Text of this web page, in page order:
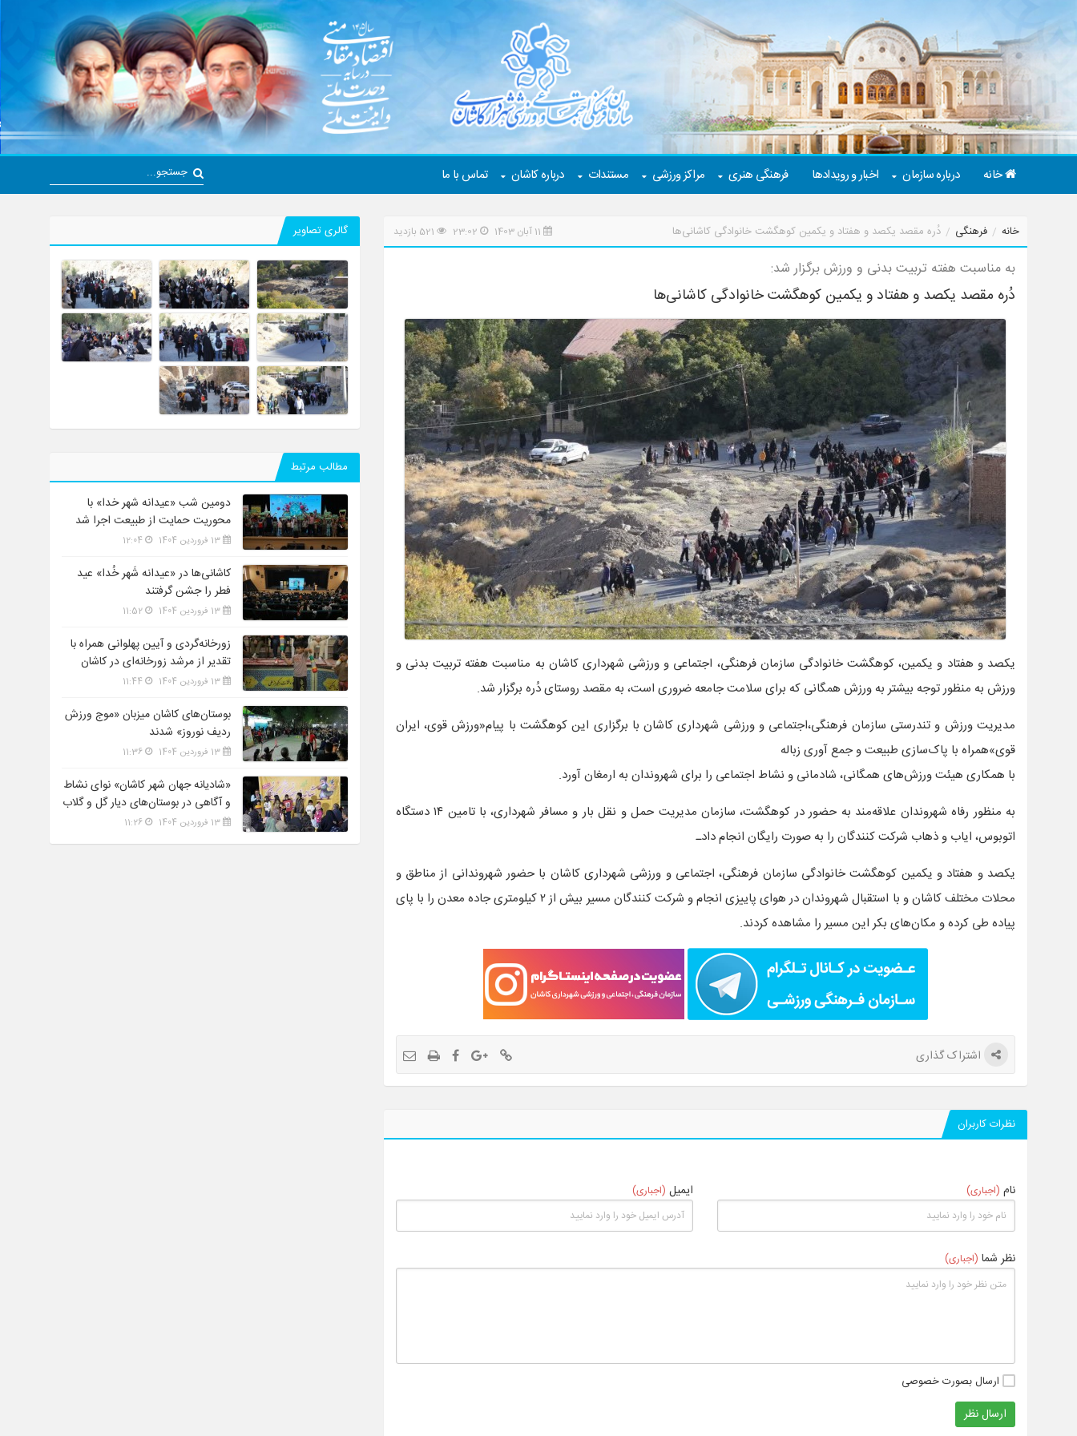
خانه درباره سازمان اخبار و رویدادها فرهنگی هنری مراکز ورزشی مستندات درباره کاشان تماس با ما
خانه فرهنگی دُره مقصد یکصد و هفتاد و یکمین کوهگشت خانوادگی کاشانی‌ها
به مناسبت هفته تربیت بدنی و ورزش برگزار شد:
دُره مقصد یکصد و هفتاد و یکمین کوهگشت خانوادگی کاشانی‌ها
یکصد و هفتاد و یکمین، کوهگشت خانوادگی سازمان فرهنگی، اجتماعی و ورزشی شهرداری کاشان به مناسبت هفته تربیت بدنی و
ورزش به منظور توجه بیشتر به ورزش همگانی که برای سلامت جامعه ضروری است، به مقصد روستای دُره برگزار شد.
مدیریت ورزش و تندرستی سازمان فرهنگی،اجتماعی و ورزشی شهرداری کاشان با برگزاری این کوهگشت با پیام«ورزش قوی، ایران
قوی»همراه با پاک‌سازی طبیعت و جمع آوری زباله
با همکاری هیئت ورزش‌های همگانی، شادمانی و نشاط اجتماعی را برای شهروندان به ارمغان آورد.
به منظور رفاه شهروندان علاقه‌مند به حضور در کوهگشت، سازمان مدیریت حمل و نقل بار و مسافر شهرداری، با تامین ۱۴ دستگاه
اتوبوس، ایاب و ذهاب شرکت کنندگان را به صورت رایگان انجام دادـ
یکصد و هفتاد و یکمین کوهگشت خانوادگی سازمان فرهنگی، اجتماعی و ورزشی شهرداری کاشان با حضور شهروندانی از مناطق و
محلات مختلف کاشان و با استقبال شهروندان در هوای پاییزی انجام و شرکت کنندگان مسیر بیش از ۲ کیلومتری جاده معدن را با پای
پیاده طی کرده و مکان‌های بکر این مسیر را مشاهده کردند.
اشتراک گذاری
نظرات کاربران
نام (اجباری) ایمیل (اجباری)
نظر شما (اجباری)
ارسال بصورت خصوصی
ارسال نظر
گالری تصاویر
مطالب مرتبط
دومین شب «عیدانه شهر خدا» با
محوریت حمایت از طبیعت اجرا شد
13 فروردین 1404
کاشانی‌ها در «عیدانه شَهر خُدا» عید
فطر را جشن گرفتند
13 فروردین 1404 11:52
زورخانه‌گردی و آیین پهلوانی همراه با
تقدیر از مرشد زورخانه‌ای در کاشان
13 فروردین 1404
بوستان‌های کاشان میزبان «موج ورزش
ردیف نوروز» شدند
13 فروردین 1404
«شادیانه جهان شهر کاشان» نوای نشاط
و آگاهی در بوستان‌های دیار گل و گلاب
13 فروردین 1404